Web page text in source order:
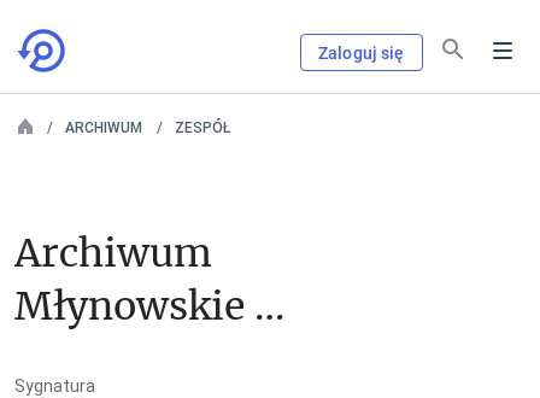
Zaloguj się
ARCHIWUM ZESPÓŁ
Archiwum
Młynowskie
Sygnatura